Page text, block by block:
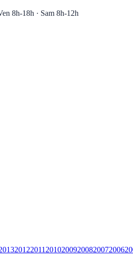
8h-18h · Sam 8h-12h
20122011 20102009200820072006